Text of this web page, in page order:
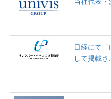
日経にて「
して掲載さ...